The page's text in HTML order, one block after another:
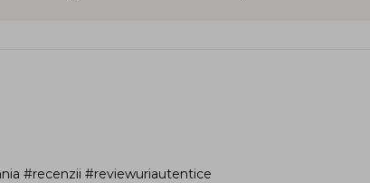
#recenzii #reviewuriautentice